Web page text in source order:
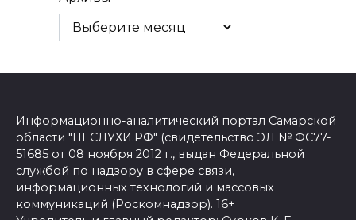
Информационно-аналитический портал Самарской
области "НЕСЛУХИ.РФ" (свидетельство ЭЛ № ФС77-
51685 от 08 ноября 2012 г., выдан Федеральной
службой по надзору в сфере связи,
информационных технологий и массовых
коммуникаций (Роскомнадзор). 16+